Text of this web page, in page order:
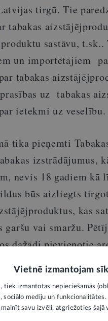
tirgū. Tie
tabakas
sastāvu, t.sk..
un importētājiem
tabakas
uz tabakas
ietekmi uz veselību.
tika pieņemti
izstrādājumus,
nevis 18 gadiem
būs aizliegts
kas
garšu vai smaržu.
dažādi pievienotie
interesi) un
Vietnē izmantojam
tiek izmantotas nepieciešamās
mediju un
savu izvēli, atgriežoties šajā